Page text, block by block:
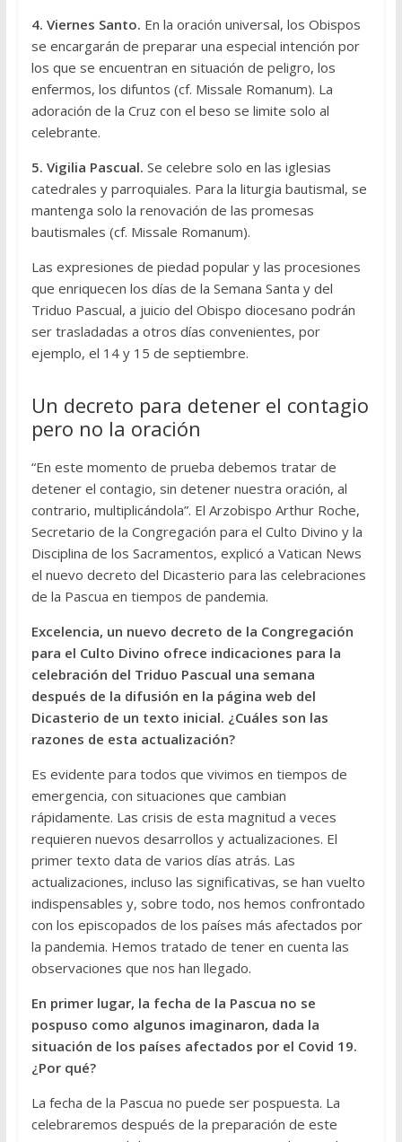
4. Viernes Santo. En la oración universal, los Obispos
se encargarán de preparar una especial intención por
los que se encuentran en situación de peligro, los
enfermos, los difuntos (cf. Missale Romanum). La
adoración de la Cruz con el beso se limite solo al
celebrante.
5. Vigilia Pascual. Se celebre solo en las iglesias
catedrales y parroquiales. Para la liturgia bautismal, se
mantenga solo la renovación de las promesas
bautismales (cf. Missale Romanum).
Las expresiones de piedad popular y las procesiones
que enriquecen los días de la Semana Santa y del
Triduo Pascual, a juicio del Obispo diocesano podrán
ser trasladadas a otros días convenientes, por
ejemplo, el 14 y 15 de septiembre.
Un decreto para detener el contagio
pero no la oración
“En este momento de prueba debemos tratar de
detener el contagio, sin detener nuestra oración, al
contrario, multiplicándola”. El Arzobispo Arthur Roche,
Secretario de la Congregación para el Culto Divino y la
Disciplina de los Sacramentos, explicó a Vatican News
el nuevo decreto del Dicasterio para las celebraciones
de la Pascua en tiempos de pandemia.
Excelencia, un nuevo decreto de la Congregación
para el Culto Divino ofrece indicaciones para la
celebración del Triduo Pascual una semana
después de la difusión en la página web del
Dicasterio de un texto inicial. ¿Cuáles son las
razones de esta actualización?
Es evidente para todos que vivimos en tiempos de
emergencia, con situaciones que cambian
rápidamente. Las crisis de esta magnitud a veces
requieren nuevos desarrollos y actualizaciones. El
primer texto data de varios días atrás. Las
actualizaciones, incluso las significativas, se han vuelto
indispensables y, sobre todo, nos hemos confrontado
con los episcopados de los países más afectados por
la pandemia. Hemos tratado de tener en cuenta las
observaciones que nos han llegado.
En primer lugar, la fecha de la Pascua no se
pospuso como algunos imaginaron, dada la
situación de los países afectados por el Covid 19.
¿Por qué?
La fecha de la Pascua no puede ser pospuesta. La
celebraremos después de la preparación de este